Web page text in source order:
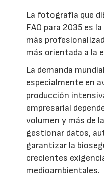
La fotografía que
FAO para 2035 es
más
más orientada a la
La demanda
especialmente en
producción
empresarial
volumen y más de
gestionar datos,
garantizar la
crecientes
medioambientales.